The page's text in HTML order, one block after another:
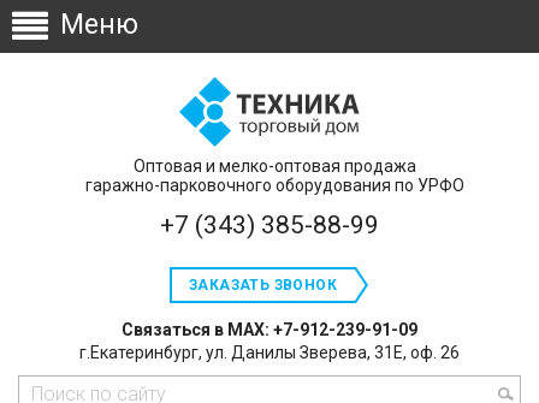
Оптовая и мелко-оптовая продажа
гаражно-парковочного оборудования по УРФО
+7 (343) 385-88-99
ЗАКАЗАТЬ ЗВОНОК
Связаться в MAX: +7-912-239-91-09
г.Екатеринбург, ул. Данилы Зверева, 31Е, оф. 26